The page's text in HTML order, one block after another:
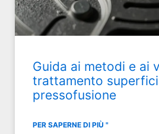
Guida ai metodi e ai
trattamento
pressofusione
PER SAPERNE DI PIÙ "